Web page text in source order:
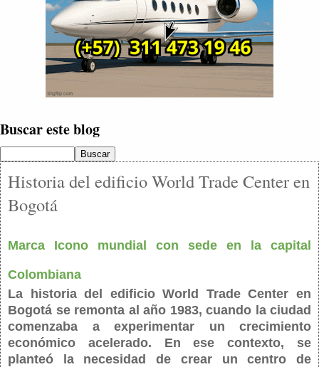
Buscar este blog
Historia del edificio World Trade Center en
Bogotá
Marca Icono mundial con sede en la capital
Colombiana
La historia del edificio World Trade Center en
Bogotá se remonta al año 1983, cuando la ciudad
comenzaba a experimentar un crecimiento
económico acelerado. En ese contexto, se
planteó la necesidad de crear un centro de